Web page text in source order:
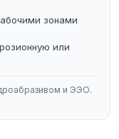
зонами
или
и ЭЭО.